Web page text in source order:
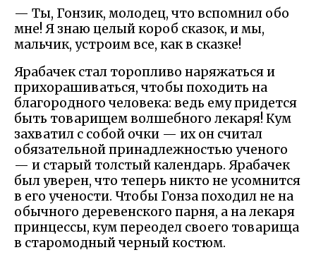
— Ты, Гонзик, молодец, что вспомнил обо
мне! Я знаю целый короб сказок, и мы,
мальчик, устроим все, как в сказке!
Ярабачек стал торопливо наряжаться и
прихорашиваться, чтобы походить на
благородного человека: ведь ему придется
быть товарищем волшебного лекаря! Кум
захватил с собой очки — их он считал
обязательной принадлежностью ученого
— и старый толстый календарь. Ярабачек
был уверен, что теперь никто не усомнится
в его учености. Чтобы Гонза походил не на
обычного деревенского парня, а на лекаря
принцессы, кум переодел своего товарища
в старомодный черный костюм.